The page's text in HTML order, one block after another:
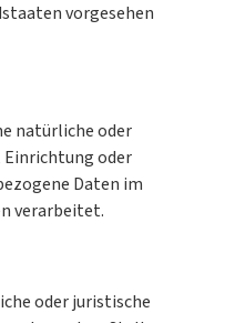
vorgesehen
natürliche oder
Einrichtung oder
Daten im
verarbeitet.
oder juristische